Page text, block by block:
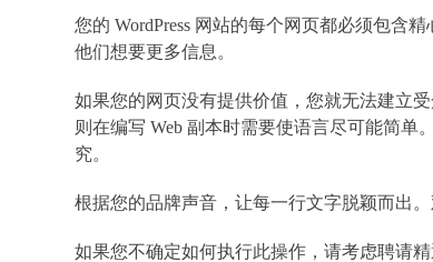
您的 WordPress 网站的每个网页都必须包含
他们想要更多信息。
如果您的网页没有提供价值，您就无法建立
则在编写 Web 副本时需要使语言尽可能简单
究。
根据您的品牌声音，让每一行文字脱颖而出
如果您不确定如何执行此操作，请考虑聘请